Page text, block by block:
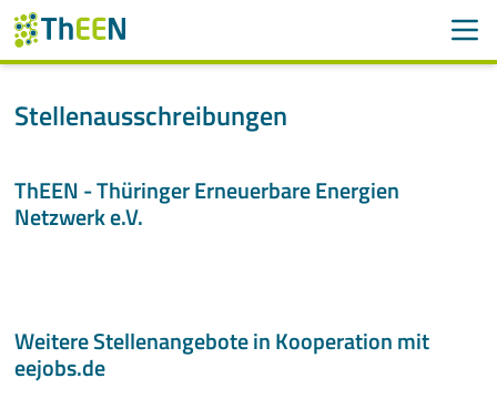
Suche
Services
Veranstaltungen
Stellenausschreibungen
ThEEN - Thüringer Erneuerbare Energien
Netzwerk e.V.
Weitere Stellenangebote in Kooperation mit
eejobs.de